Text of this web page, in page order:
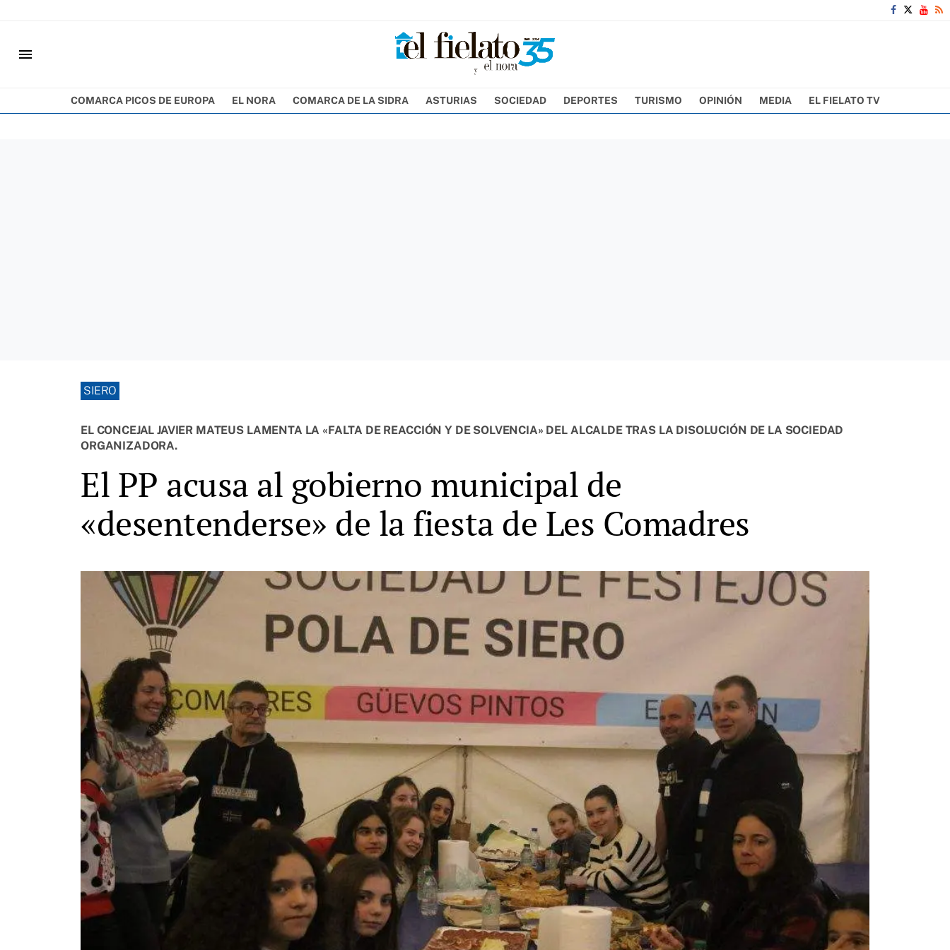
menu
COMARCA PICOS DE EUROPA EL NORA COMARCA DE LA SIDRA ASTURIAS SOCIEDAD DEPORTES TURISMO OPINIÓN MEDIA EL FIELATO TV
SIERO
EL CONCEJAL JAVIER MATEUS LAMENTA LA «FALTA DE REACCIÓN Y DE SOLVENCIA» DEL ALCALDE TRAS LA DISOLUCIÓN DE LA SOCIEDAD
ORGANIZADORA.
El PP acusa al gobierno municipal de
«desentenderse» de la fiesta de Les Comadres